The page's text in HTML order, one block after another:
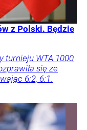
z Polski. Będzie
turnieju WTA 1000
się ze
6:2, 6:1.